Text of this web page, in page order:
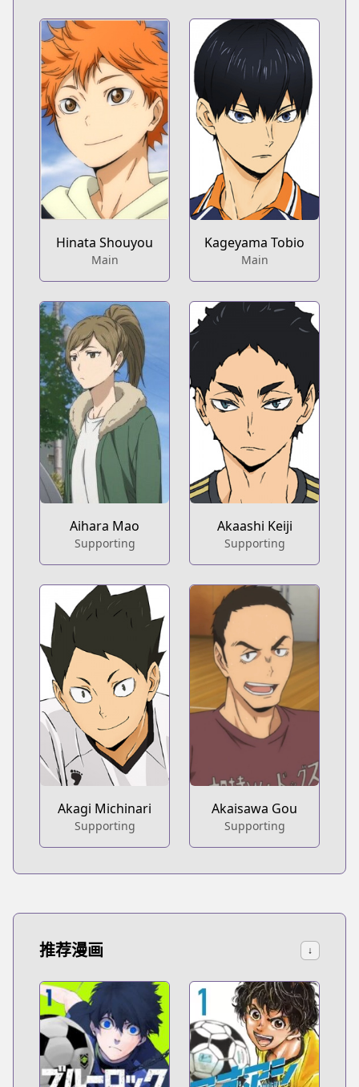
Hinata Shouyou
Main
Kageyama Tobio
Main
Aihara Mao
Supporting
Akaashi Keiji
Supporting
Akagi Michinari
Supporting
Akaisawa Gou
Supporting
推荐漫画 ↓